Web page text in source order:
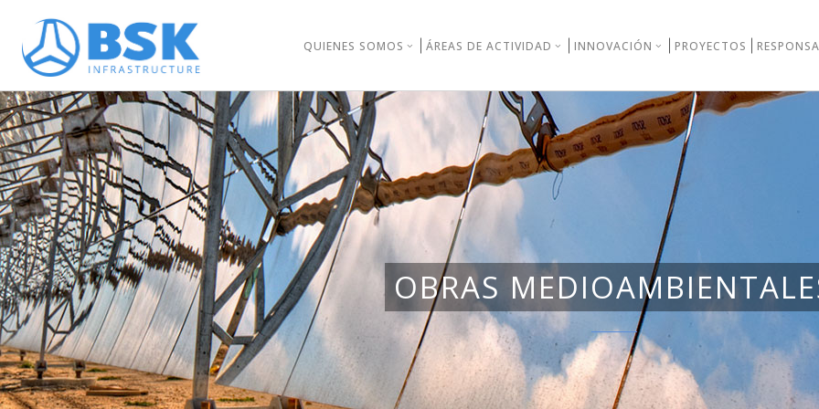
QUIENES SOMOS ÁREAS DE ACTIVIDAD INNOVACIÓN PROYECTOS
OBRAS